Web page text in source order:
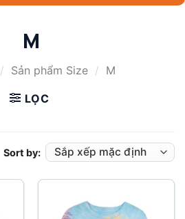
M
/ Sản phẩm Size / M
LỌC
Sort by: